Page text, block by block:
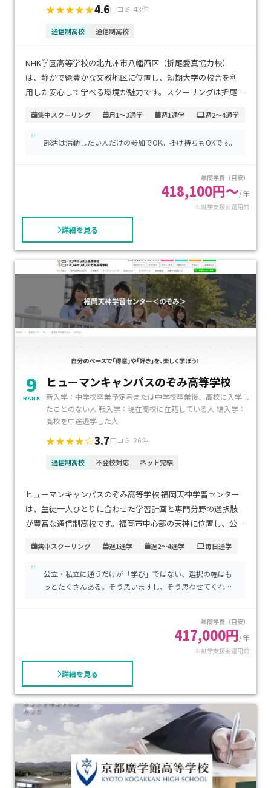
★★★★★4.6口コミ 43件
通信制高校 通信制高校
NHK学園高等学校の北九州市八幡西区（折尾愛真協力校）
は、静かで緑豊かな文教地区に位置し、短期大学の校舎を利
用した安心して学べる環境が魅力です。スクーリングは折尾駅
ています。学費は月1〜2回の登校にも対応する「スタンダー
ドコース」で、就学支援金制度を活用すると実質10万円前後
となり、家計への負担も抑えられます。不登校経験があり、自
集中スクーリング 月1～3通学 週1通学 週2～4通学
" 部活は活動したい人だけの参加でOK。掛け持ちもOKです。
年間学費（目安）
418,100円～/年
※就学支援金適用前
詳細を見る
9
RANK
ヒューマンキャンパスのぞみ高等学校
新入学：中学校卒業予定者または中学校卒業後、高校に入学し
たことのない人 転入学：現在高校に在籍している人 編入学：
高校を中途退学した人
★★★★☆3.7口コミ 26件
通信制高校 不登校対応 ネット完結
ヒューマンキャンパスのぞみ高等学校 福岡天神学習センター
は、生徒一人ひとりに合わせた学習計画と専門分野の選択肢
が豊富な通信制高校です。福岡市中心部の天神に位置し、公共
のも魅力です。学費は通信制高校として適正で、家庭の経済的
負担を抑えながら質の高い教育が受けられます。自分のペース
で学びたい方、専門的なスキルや資格取得を目指す方、不登
集中スクーリング 週1通学 週2～4通学 毎日通学
"
公立・私立に通うだけが「学び」ではない、選択の幅はも
っとたくさんある。そう思いますし、そう思わせてくれる
年間学費（目安）
417,000円/年
※就学支援金適用前
詳細を見る